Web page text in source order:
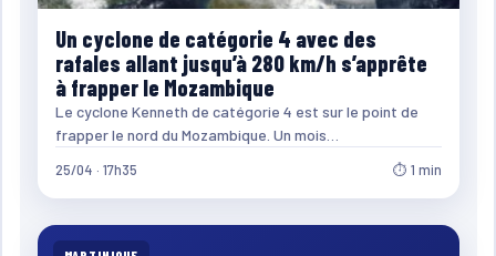
Un cyclone de catégorie 4 avec des
rafales allant jusqu’à 280 km/h s’apprête
à frapper le Mozambique
Le cyclone Kenneth de catégorie 4 est sur le point de
frapper le nord du Mozambique. Un mois…
25/04 · 17h35 ⏱ 1 min